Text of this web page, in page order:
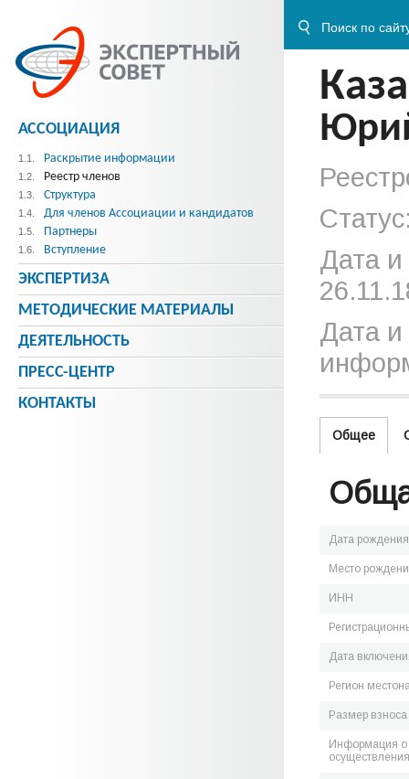
Дата
Дата и
Общее
Дата рождения
Место
ИНН
Дата
Регион
Размер
Информация о
АССОЦИАЦИЯ
1.1. Раскрытие информации
1.2. Реестр членов
1.3. Структура
1.4. Для членов Ассоциации и кандидатов
1.5. Партнеры
1.6. Вступление
ЭКСПЕРТИЗА
МЕТОДИЧЕСКИE МАТЕРИАЛЫ
ДЕЯТЕЛЬНОСТЬ
ПРЕСС-ЦЕНТР
КОНТАКТЫ